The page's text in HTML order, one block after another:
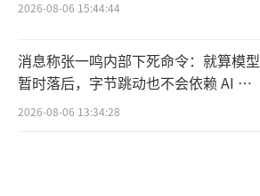
2026-08-06 15:44:44
消息称张一鸣内部下死命令：就算模型
暂时落后，字节跳动也不会依赖 AI 蒸
馏技术
2026-08-06 13:34:28